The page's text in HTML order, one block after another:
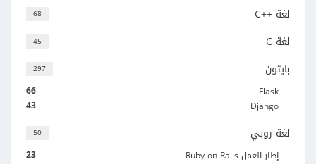
68 لغة C++‎
45 لغة C
297 بايثون
66
Flask
43
Django
50 لغة روبي
23 إطار العمل Ruby on Rails